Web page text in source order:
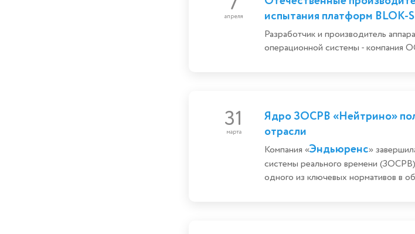
апреля
испытания платформ
Разработчик и производитель
операционной системы - компания
31
марта
Ядро ЗОСРВ «Нейтрино»
отрасли
Компания «Эндьюренс»
системы реального времени
одного из ключевых нормативов в